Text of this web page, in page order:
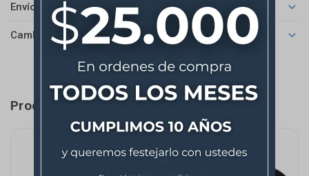
Envíos
Cambios y Devoluciones
Productos que te pueden interesar